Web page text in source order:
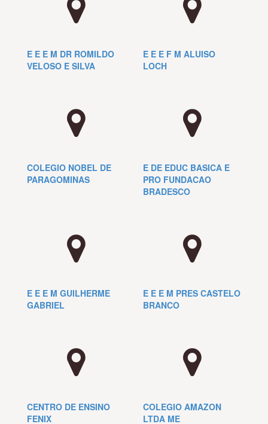
E E E M DR ROMILDO
VELOSO E SILVA
E E E F M ALUISO
LOCH
COLEGIO NOBEL DE
PARAGOMINAS
E DE EDUC BASICA E
PRO FUNDACAO
BRADESCO
E E E M GUILHERME
GABRIEL
E E E M PRES CASTELO
BRANCO
CENTRO DE ENSINO
FENIX
COLEGIO AMAZON
LTDA ME